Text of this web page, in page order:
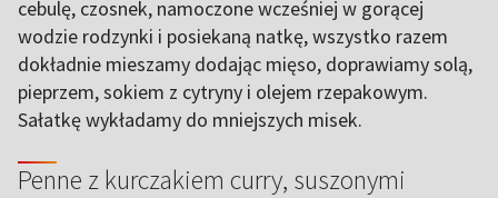
cebulę, czosnek, namoczone wcześniej w gorącej
wodzie rodzynki i posiekaną natkę, wszystko razem
dokładnie mieszamy dodając mięso, doprawiamy solą,
pieprzem, sokiem z cytryny i olejem rzepakowym.
Sałatkę wykładamy do mniejszych misek.
Penne z kurczakiem curry, suszonymi